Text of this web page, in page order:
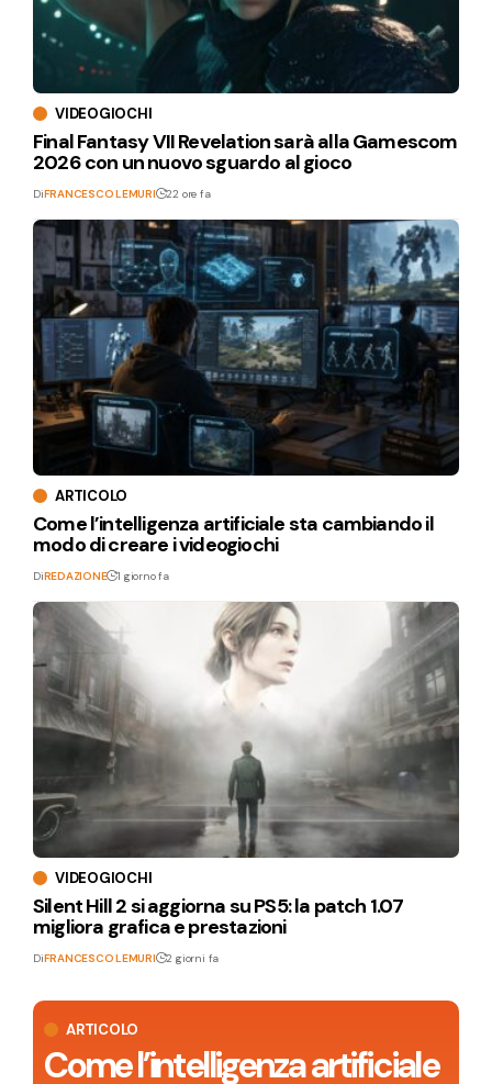
ARTICOLO
Come l’intelligenza artificiale
VIDEOGIOCHI
Final Fantasy VII Revelation sarà alla Gamescom
2026 con un nuovo sguardo al gioco
DiFRANCESCO LEMURI 22 ore fa
ARTICOLO
Come l’intelligenza artificiale sta cambiando il
modo di creare i videogiochi
DiREDAZIONE 1 giorno fa
VIDEOGIOCHI
Silent Hill 2 si aggiorna su PS5: la patch 1.07
migliora grafica e prestazioni
DiFRANCESCO LEMURI 2 giorni fa